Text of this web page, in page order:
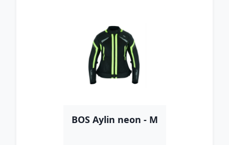
BOS Aylin neon - M